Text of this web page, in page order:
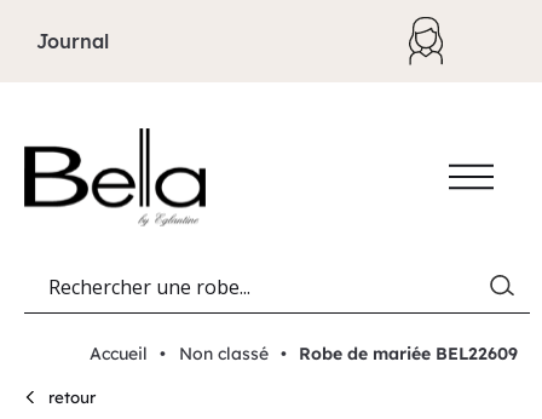
Journal
Accueil • Non classé • Robe de mariée BEL22609
retour